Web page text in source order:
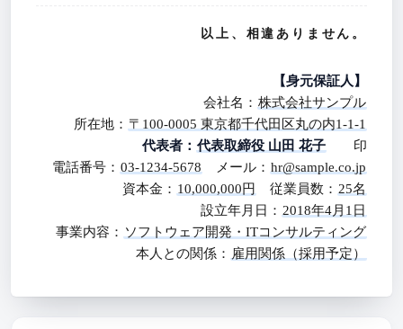
以上、相違ありません。
【身元保証人】
会社名： 株式会社サンプル
所在地： 〒100-0005 東京都千代田区丸の内1-1-1
代表者： 代表取締役 山田 花子 印
電話番号： 03-1234-5678 メール： hr@sample.co.jp
資本金： 10,000,000円 従業員数： 25名
設立年月日： 2018年4月1日
事業内容： ソフトウェア開発・ITコンサルティング
本人との関係： 雇用関係（採用予定）